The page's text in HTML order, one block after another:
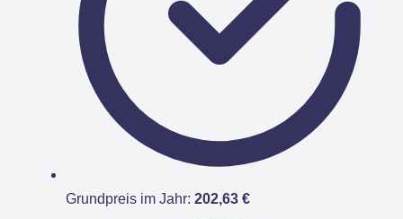
Grundpreis im Jahr: 202,63 €